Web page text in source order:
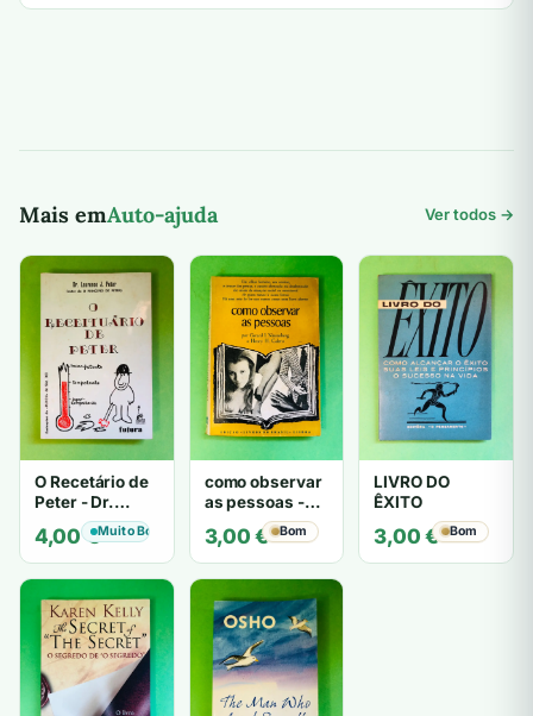
Mais emAuto-ajuda Ver todos →
O Recetário de
Peter - Dr.
Laurence J.
Peter
4,00€Muito Bom
como observar
as pessoas -
Gerard I.
Nierenberg e
Henry H. Calero
3,00€ Bom
LIVRO DO
ÊXITO
3,00€ Bom